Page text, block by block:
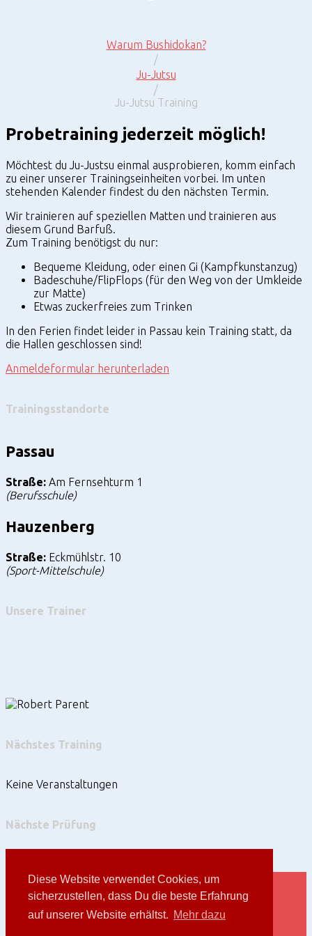
Diese Website verwendet Cookies, um
sicherzustellen, dass Du die beste Erfahrung
auf unserer Website erhältst. Mehr dazu
Warum Bushidokan?
/
Ju-Jutsu
/
Ju-Jutsu Training
Ju-
Jutsu
Training
Probetraining jederzeit möglich!
Möchtest du Ju-Justsu einmal ausprobieren, komm einfach
zu einer unserer Trainingseinheiten vorbei. Im unten
stehenden Kalender findest du den nächsten Termin.
Wir trainieren auf speziellen Matten und trainieren aus
diesem Grund Barfuß.
Zum Training benötigst du nur:
Bequeme Kleidung, oder einen Gi (Kampfkunstanzug)
Badeschuhe/FlipFlops (für den Weg von der Umkleide
zur Matte)
Etwas zuckerfreies zum Trinken
In den Ferien findet leider in Passau kein Training statt, da
die Hallen geschlossen sind!
Anmeldeformular herunterladen
Trainingsstandorte
Passau
Straße: Am Fernsehturm 1
(Berufsschule)
Hauzenberg
Straße: Eckmühlstr. 10
(Sport-Mittelschule)
Unsere Trainer
Nächstes Training
Keine Veranstaltungen
Nächste Prüfung
Bushidokan Passau e.V. © 2026.Privacy Policy
Impressum
Datenschutzerklärung